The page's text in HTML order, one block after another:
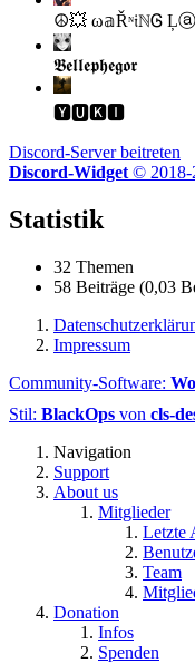
☮💥 ω𝕒Řᶰ𝔦ℕᎶ
𝕭𝖊𝖑𝖑𝖊𝖕𝖍𝖊𝖌𝖔𝖗
🆈🆄🅺🅸
Discord-Server beitreten
Discord-Widget © 2018-
Statistik
32 Themen
58 Beiträge (0,03
Impressum
Community-Software:
Stil: BlackOps von cls-
Navigation
Support
About us
Mitglieder
Letzte
Team
Donation
Infos
Spenden